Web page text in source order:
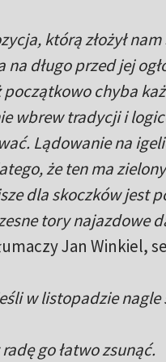
którą złożył
na długo przed jej
początkowo chyba
wbrew tradycji i
Lądowanie na
że ten ma
dla skoczków jest
tory najazdowe
Jan Winkiel,
w listopadzie nagle
go łatwo zsunąć.